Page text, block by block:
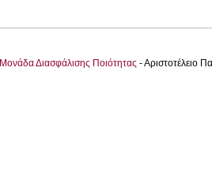
Μονάδα Διασφάλισης Ποιότητας - Αριστοτέλειο